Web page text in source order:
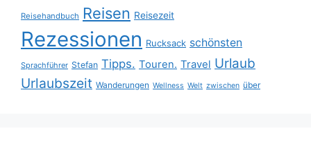
Reisehandbuch Reisen Reisezeit
Rezessionen Rucksack schönsten
Sprachführer Stefan Tipps. Touren. Travel Urlaub
Urlaubszeit Wanderungen Wellness Welt zwischen über